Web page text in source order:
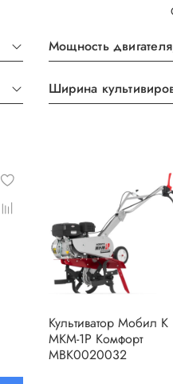
Мощность
Культиватор Мобил К
МКМ-1Р Комфорт
MBK0020032